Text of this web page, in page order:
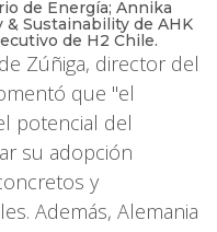
de Energía; Annika
Sustainability de AHK
de H2 Chile.
Zúñiga, director del
que "el
potencial del
su adopción
y
Además, Alemania